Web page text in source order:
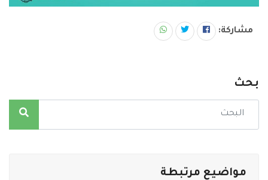
مشاركة:
بحث
مواضيع مرتبطة